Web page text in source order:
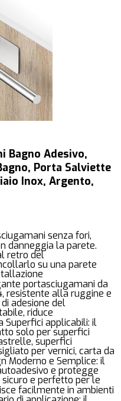
Bagno Adesivo,
Porta Salviette
Inox, Argento,
senza fori,
danneggia la parete.
retro del
su una parete
portasciugamani da
resistente alla ruggine e
adesione del
riduce
Superfici applicabili: il
solo per superfici
superfici
per vernici, carta da
Moderno e Semplice: il
e protegge
sicuro e perfetto per le
facilmente in ambienti